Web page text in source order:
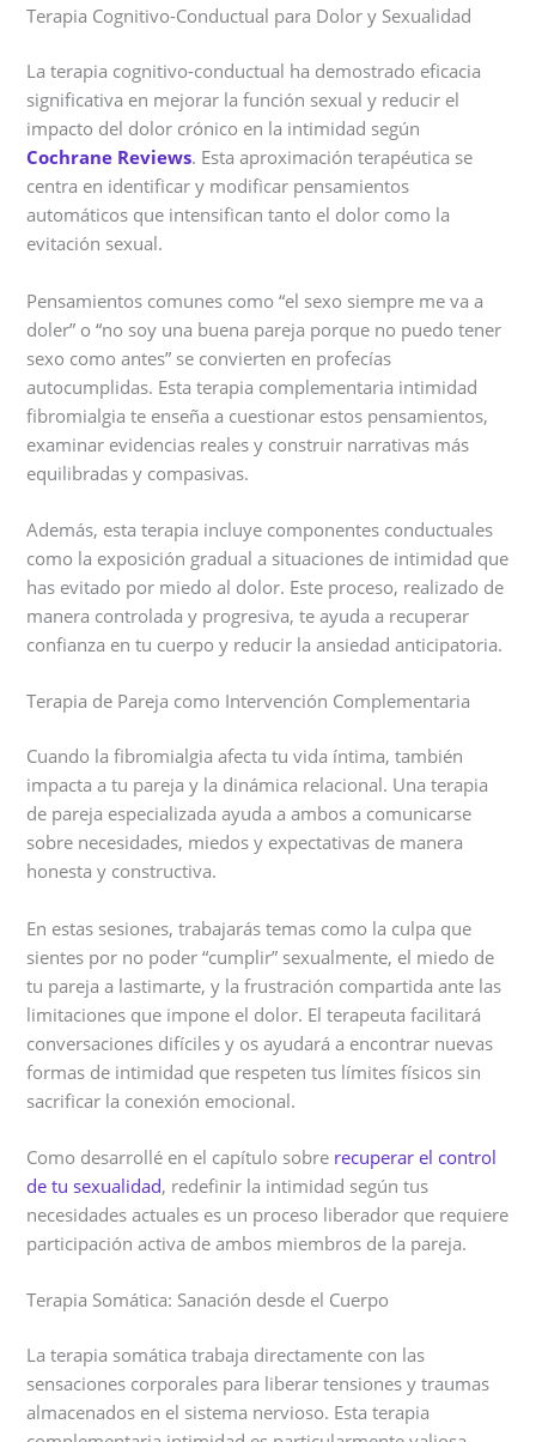
Terapia Cognitivo-Conductual para Dolor y Sexualidad
La terapia cognitivo-conductual ha demostrado eficacia
significativa en mejorar la función sexual y reducir el
impacto del dolor crónico en la intimidad según
Cochrane Reviews. Esta aproximación terapéutica se
centra en identificar y modificar pensamientos
automáticos que intensifican tanto el dolor como la
evitación sexual.
Pensamientos comunes como “el sexo siempre me va a
doler” o “no soy una buena pareja porque no puedo tener
sexo como antes” se convierten en profecías
autocumplidas. Esta terapia complementaria intimidad
fibromialgia te enseña a cuestionar estos pensamientos,
examinar evidencias reales y construir narrativas más
equilibradas y compasivas.
Además, esta terapia incluye componentes conductuales
como la exposición gradual a situaciones de intimidad que
has evitado por miedo al dolor. Este proceso, realizado de
manera controlada y progresiva, te ayuda a recuperar
confianza en tu cuerpo y reducir la ansiedad anticipatoria.
Terapia de Pareja como Intervención Complementaria
Cuando la fibromialgia afecta tu vida íntima, también
impacta a tu pareja y la dinámica relacional. Una terapia
de pareja especializada ayuda a ambos a comunicarse
sobre necesidades, miedos y expectativas de manera
honesta y constructiva.
En estas sesiones, trabajarás temas como la culpa que
sientes por no poder “cumplir” sexualmente, el miedo de
tu pareja a lastimarte, y la frustración compartida ante las
limitaciones que impone el dolor. El terapeuta facilitará
conversaciones difíciles y os ayudará a encontrar nuevas
formas de intimidad que respeten tus límites físicos sin
sacrificar la conexión emocional.
Como desarrollé en el capítulo sobre recuperar el control
de tu sexualidad, redefinir la intimidad según tus
necesidades actuales es un proceso liberador que requiere
participación activa de ambos miembros de la pareja.
Terapia Somática: Sanación desde el Cuerpo
La terapia somática trabaja directamente con las
sensaciones corporales para liberar tensiones y traumas
almacenados en el sistema nervioso. Esta terapia